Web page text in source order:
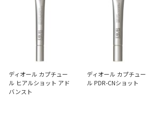
ディオール カプチュー
ル ヒアルショット アド
バンスト
ディオール カプチュー
ル PDR-CNショット